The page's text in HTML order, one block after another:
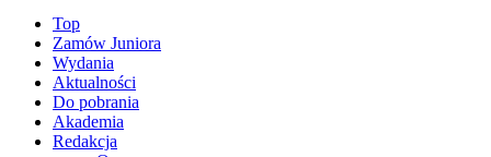
Top
Zamów Juniora
Wydania
Aktualności
Do pobrania
Akademia
Redakcja